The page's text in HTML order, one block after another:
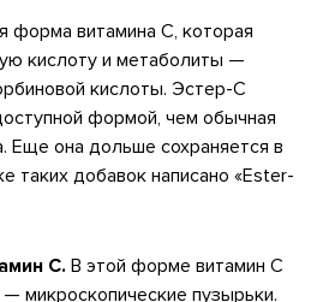
форма витамина С, которая
кислоту и метаболиты —
кислоты. Эстер-C
формой, чем обычная
Еще она дольше сохраняется в
таких добавок написано «Ester-
С. В этой форме витамин С
микроскопические пузырьки.